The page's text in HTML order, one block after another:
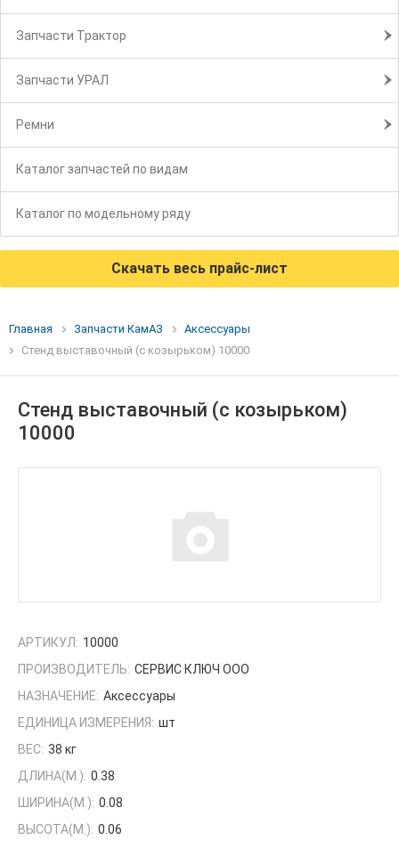
Запчасти Трактор
Запчасти УРАЛ
Ремни
Каталог запчастей по видам
Каталог по модельному ряду
Скачать весь прайс-лист
Главная Запчасти КамАЗ
Аксессуары
Стенд выставочный (с козырьком) 10000
Стенд выставочный (с козырьком)
10000
АРТИКУЛ: 10000
ПРОИЗВОДИТЕЛЬ: СЕРВИС КЛЮЧ ООО
НАЗНАЧЕНИЕ: Аксессуары
ЕДИНИЦА ИЗМЕРЕНИЯ: шт
ВЕС: 38 кг
ДЛИНА(М.): 0.38
ШИРИНА(М.): 0.08
ВЫСОТА(М.): 0.06